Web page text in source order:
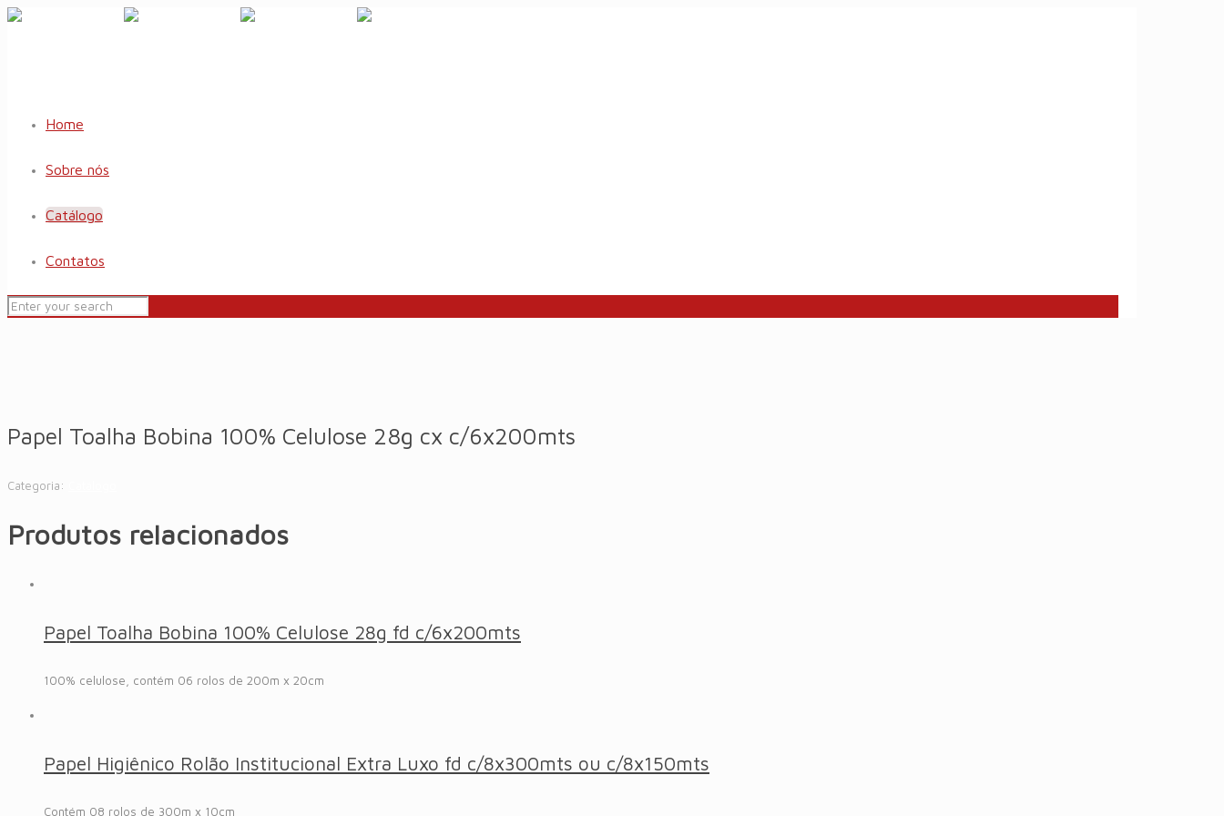
Home
Sobre nós
Catálogo
Contatos
Papel Toalha Bobina 100% Celulose 28g cx c/6x200mts
Categoria:
Produtos relacionados
Papel Toalha Bobina 100% Celulose 28g fd c/6x200mts
100% celulose, contém 06 rolos de 200m x 20cm
Papel Higiênico Rolão Institucional Extra Luxo fd c/8x300mts ou c/8x150mts
Contém 08 rolos de 300m x 10cm